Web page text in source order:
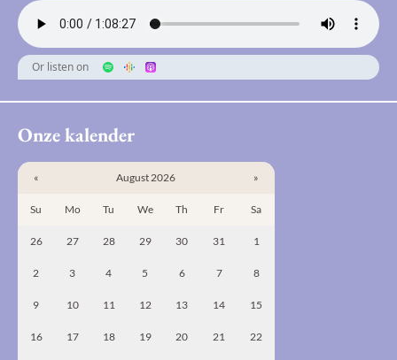
Or listen on
Onze kalender
« August 2026 »
Su Mo Tu We Th Fr Sa
26 27 28 29 30 31 1
2 3 4 5 6 7 8
9 10 11 12 13 14 15
16 17 18 19 20 21 22